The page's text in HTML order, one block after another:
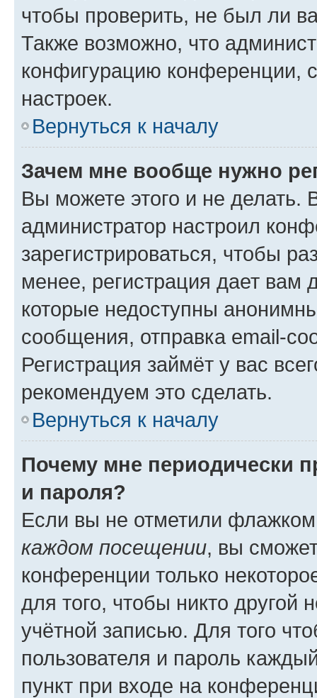
чтобы проверить, не был ли
Также возможно, что
конфигурацию конференции,
настроек.
Вернуться к началу
Зачем мне вообще нужно
Вы можете этого и не делать.
администратор настроил
зарегистрироваться, чтобы
менее, регистрация дает вам
которые недоступны
сообщения, отправка email-
Регистрация займёт у вас
рекомендуем это сделать.
Вернуться к началу
Почему мне периодически
и пароля?
Если вы не отметили
каждом посещении, вы
конференции только
для того, чтобы никто другой
учётной записью. Для того
пользователя и пароль
пункт при входе на